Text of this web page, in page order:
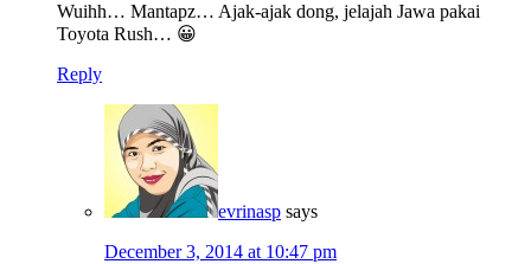
Wuihh… Mantapz… Ajak-ajak dong, jelajah Jawa pakai
Toyota Rush… 😀
Reply
evrinasp says
December 3, 2014 at 10:47 pm